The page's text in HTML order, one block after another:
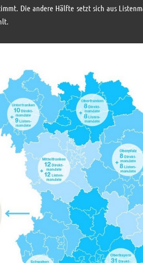
Die andere Hälfte setzt sich aus